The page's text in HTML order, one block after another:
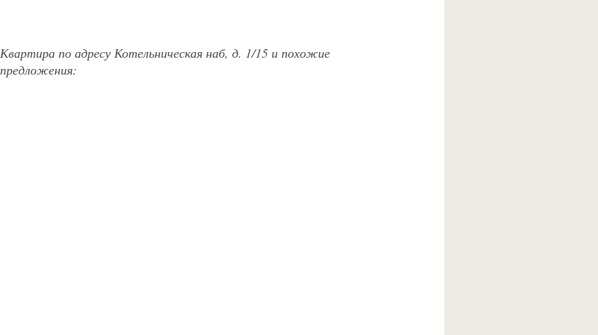
Квартира по адресу Котельническая наб, д. 1/15 и похожие
предложения: